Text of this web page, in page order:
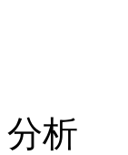
一、
二、
分析